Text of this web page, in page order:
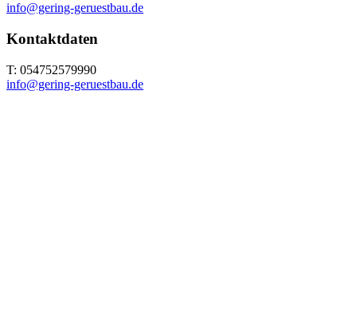
info@gering-geruestbau.de
Kontaktdaten
T: 054752579990
info@gering-geruestbau.de